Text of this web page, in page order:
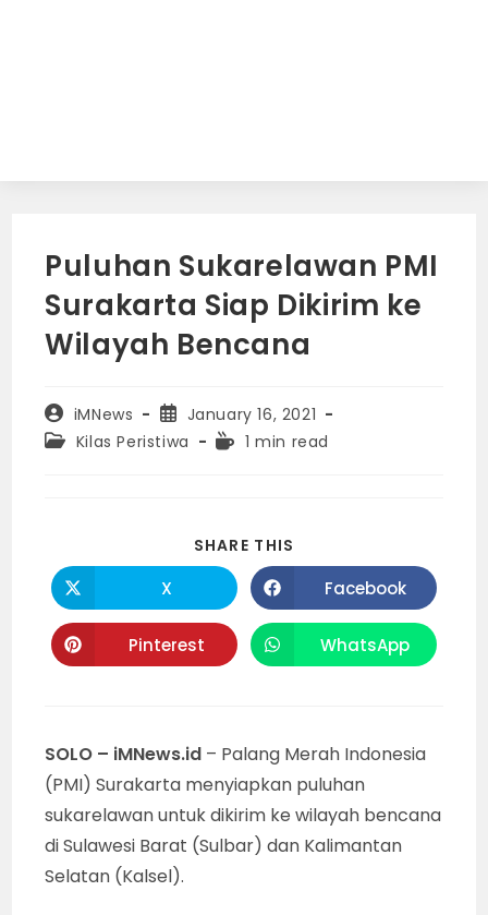
Puluhan Sukarelawan PMI
Surakarta Siap Dikirim ke
Wilayah Bencana
Post
author:
iMNews
Post
published:
January 16, 2021
PostKilas Peristiwa
Reading
1 min read
SHARE THIS
Opens
in
a
new
window
X Opens
in
a
new
window
Facebook
Opens
in
Pinterest Opens
in
WhatsApp
SOLO – iMNews.id – Palang Merah Indonesia
(PMI) Surakarta menyiapkan puluhan
sukarelawan untuk dikirim ke wilayah bencana
di Sulawesi Barat (Sulbar) dan Kalimantan
Selatan (Kalsel).